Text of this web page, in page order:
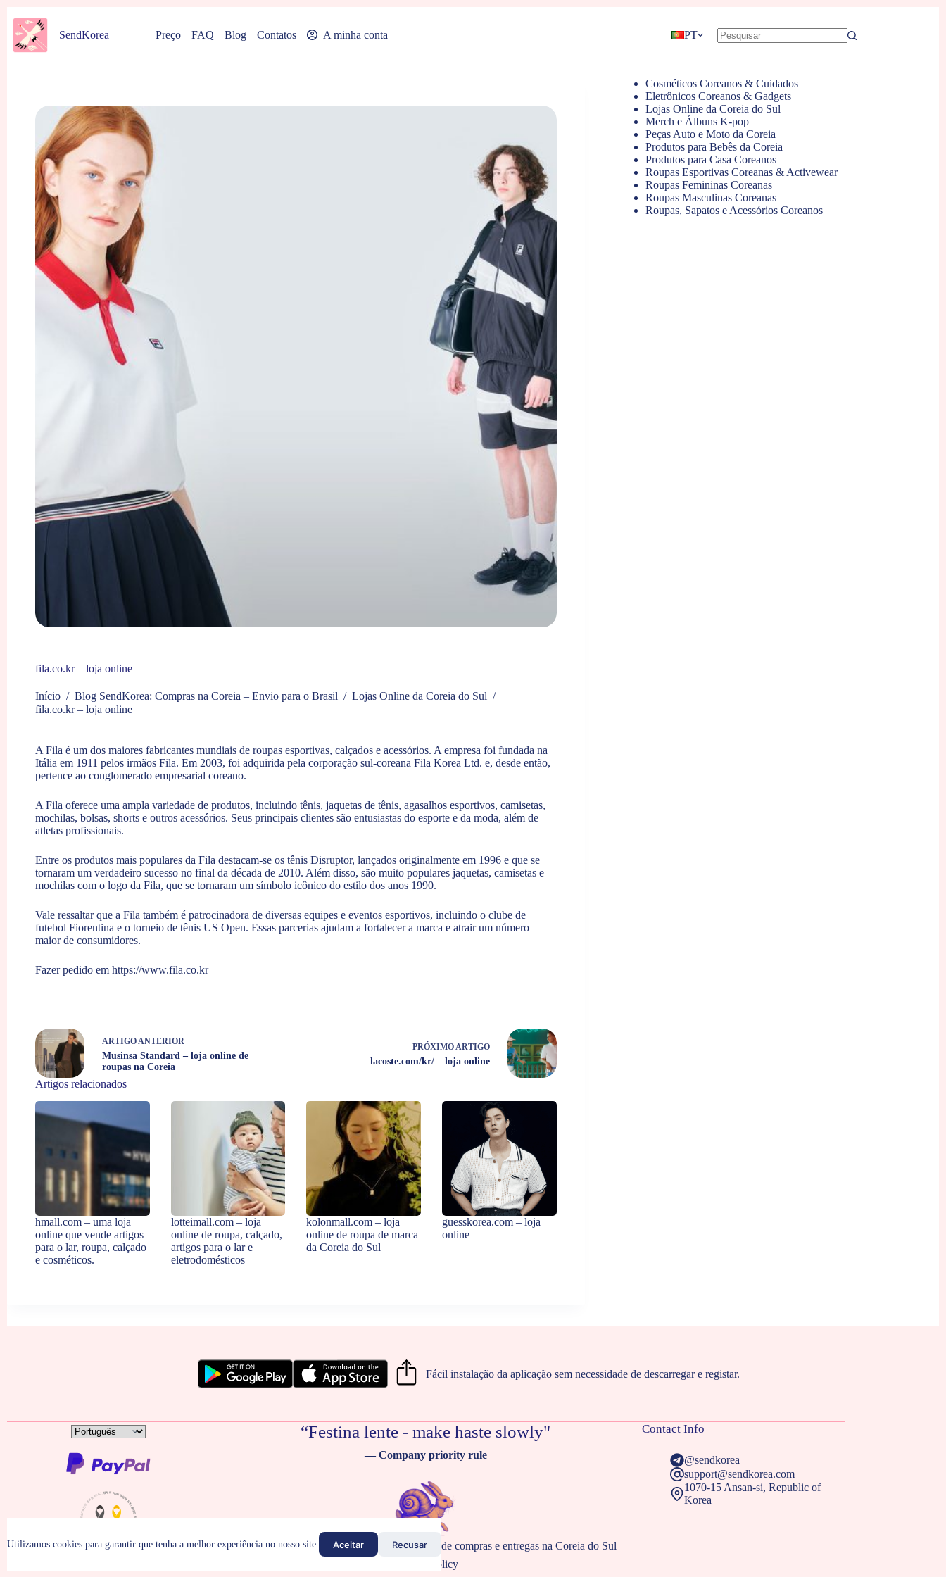
para
conteúdo
Utilizamos cookies para garantir que tenha a melhor experiência no nosso site. Aceitar Recusar
SendKorea Preço FAQ Blog Contatos A minha conta PT
fila.co.kr – loja online
Início / Blog SendKorea: Compras na Coreia – Envio para o Brasil / Lojas Online da Coreia do Sul /
fila.co.kr – loja online
A Fila é um dos maiores fabricantes mundiais de roupas esportivas, calçados e acessórios. A empresa foi fundada na
Itália em 1911 pelos irmãos Fila. Em 2003, foi adquirida pela corporação sul-coreana Fila Korea Ltd. e, desde então,
pertence ao conglomerado empresarial coreano.
A Fila oferece uma ampla variedade de produtos, incluindo tênis, jaquetas de tênis, agasalhos esportivos, camisetas,
mochilas, bolsas, shorts e outros acessórios. Seus principais clientes são entusiastas do esporte e da moda, além de
atletas profissionais.
Entre os produtos mais populares da Fila destacam-se os tênis Disruptor, lançados originalmente em 1996 e que se
tornaram um verdadeiro sucesso no final da década de 2010. Além disso, são muito populares jaquetas, camisetas e
mochilas com o logo da Fila, que se tornaram um símbolo icônico do estilo dos anos 1990.
Vale ressaltar que a Fila também é patrocinadora de diversas equipes e eventos esportivos, incluindo o clube de
futebol Fiorentina e o torneio de tênis US Open. Essas parcerias ajudam a fortalecer a marca e atrair um número
maior de consumidores.
Fazer pedido em https://www.fila.co.kr
ARTIGOANTERIOR
Musinsa Standard – loja online de
roupas na Coreia
PRÓXIMOARTIGO
lacoste.com/kr/ – loja online
Artigos relacionados
hmall.com – uma loja
online que vende artigos
para o lar, roupa, calçado
e cosméticos.
lotteimall.com – loja
online de roupa, calçado,
artigos para o lar e
eletrodomésticos
kolonmall.com – loja
online de roupa de marca
da Coreia do Sul
guesskorea.com – loja
online
Cosméticos Coreanos & Cuidados
Eletrônicos Coreanos & Gadgets
Lojas Online da Coreia do Sul
Merch e Álbuns K-pop
Peças Auto e Moto da Coreia
Produtos para Bebês da Coreia
Produtos para Casa Coreanos
Roupas Esportivas Coreanas & Activewear
Roupas Femininas Coreanas
Roupas Masculinas Coreanas
Roupas, Sapatos e Acessórios Coreanos
Fácil instalação da aplicação sem necessidade de descarregar e registar.
Escolha
um
idioma
“Festina lente - make haste slowly"
— Company priority rule
Contact Info
@sendkorea
support@sendkorea.com
1070-15 Ansan-si, Republic of
Korea
Copyright © 2009-2026SendKorea - Serviço de compras e entregas na Coreia do Sul
Privacy Policy